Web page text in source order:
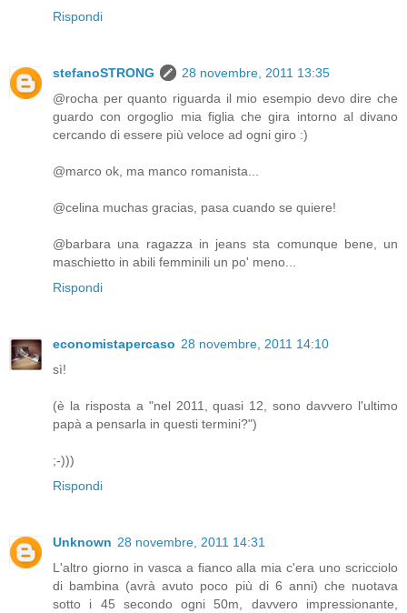
Rispondi
stefanoSTRONG
28 novembre, 2011 13:35
@rocha per quanto riguarda il mio esempio devo dire che
guardo con orgoglio mia figlia che gira intorno al divano
cercando di essere più veloce ad ogni giro :)
@marco ok, ma manco romanista...
@celina muchas gracias, pasa cuando se quiere!
@barbara una ragazza in jeans sta comunque bene, un
maschietto in abili femminili un po' meno...
Rispondi
economistapercaso 28 novembre, 2011 14:10
sì!
(è la risposta a "nel 2011, quasi 12, sono davvero l'ultimo
papà a pensarla in questi termini?")
;-)))
Rispondi
Unknown 28 novembre, 2011 14:31
L'altro giorno in vasca a fianco alla mia c'era uno scricciolo
di bambina (avrà avuto poco più di 6 anni) che nuotava
sotto i 45 secondo ogni 50m, davvero impressionante,